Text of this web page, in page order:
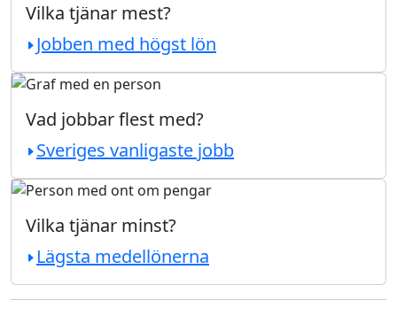
Vilka tjänar mest?
Jobben med högst lön
Vad jobbar flest med?
Sveriges vanligaste jobb
Vilka tjänar minst?
Lägsta medellönerna